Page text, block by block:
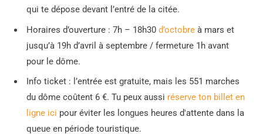
qui te dépose devant l’entré de la citée.
Horaires d’ouverture : 7h – 18h30 d’octobre à mars et
jusqu’à 19h d’avril à septembre / fermeture 1h avant
pour le dôme.
Info ticket : l’entrée est gratuite, mais les 551 marches
du dôme coûtent 6 €. Tu peux aussi réserve ton billet en
ligne ici pour éviter les longues heures d'attente dans la
queue en période touristique.